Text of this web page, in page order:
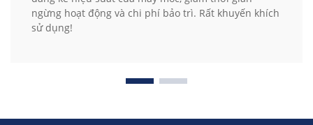
ngừng hoạt động và chi phí bảo trì. Rất khuyến khích
sử dụng!